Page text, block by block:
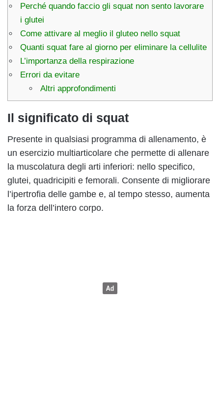
Perché quando faccio gli squat non sento lavorare
i glutei
Come attivare al meglio il gluteo nello squat
Quanti squat fare al giorno per eliminare la cellulite
L’importanza della respirazione
Errori da evitare
Altri approfondimenti
Il significato di squat
Presente in qualsiasi programma di allenamento, è
un esercizio multiarticolare che permette di allenare
la muscolatura degli arti inferiori: nello specifico,
glutei, quadricipiti e femorali. Consente di migliorare
l’ipertrofia delle gambe e, al tempo stesso, aumenta
la forza dell’intero corpo.